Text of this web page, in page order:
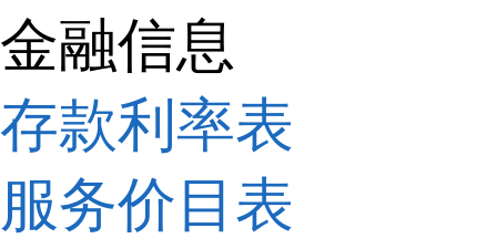
金融信息
存款利率表
服务价目表